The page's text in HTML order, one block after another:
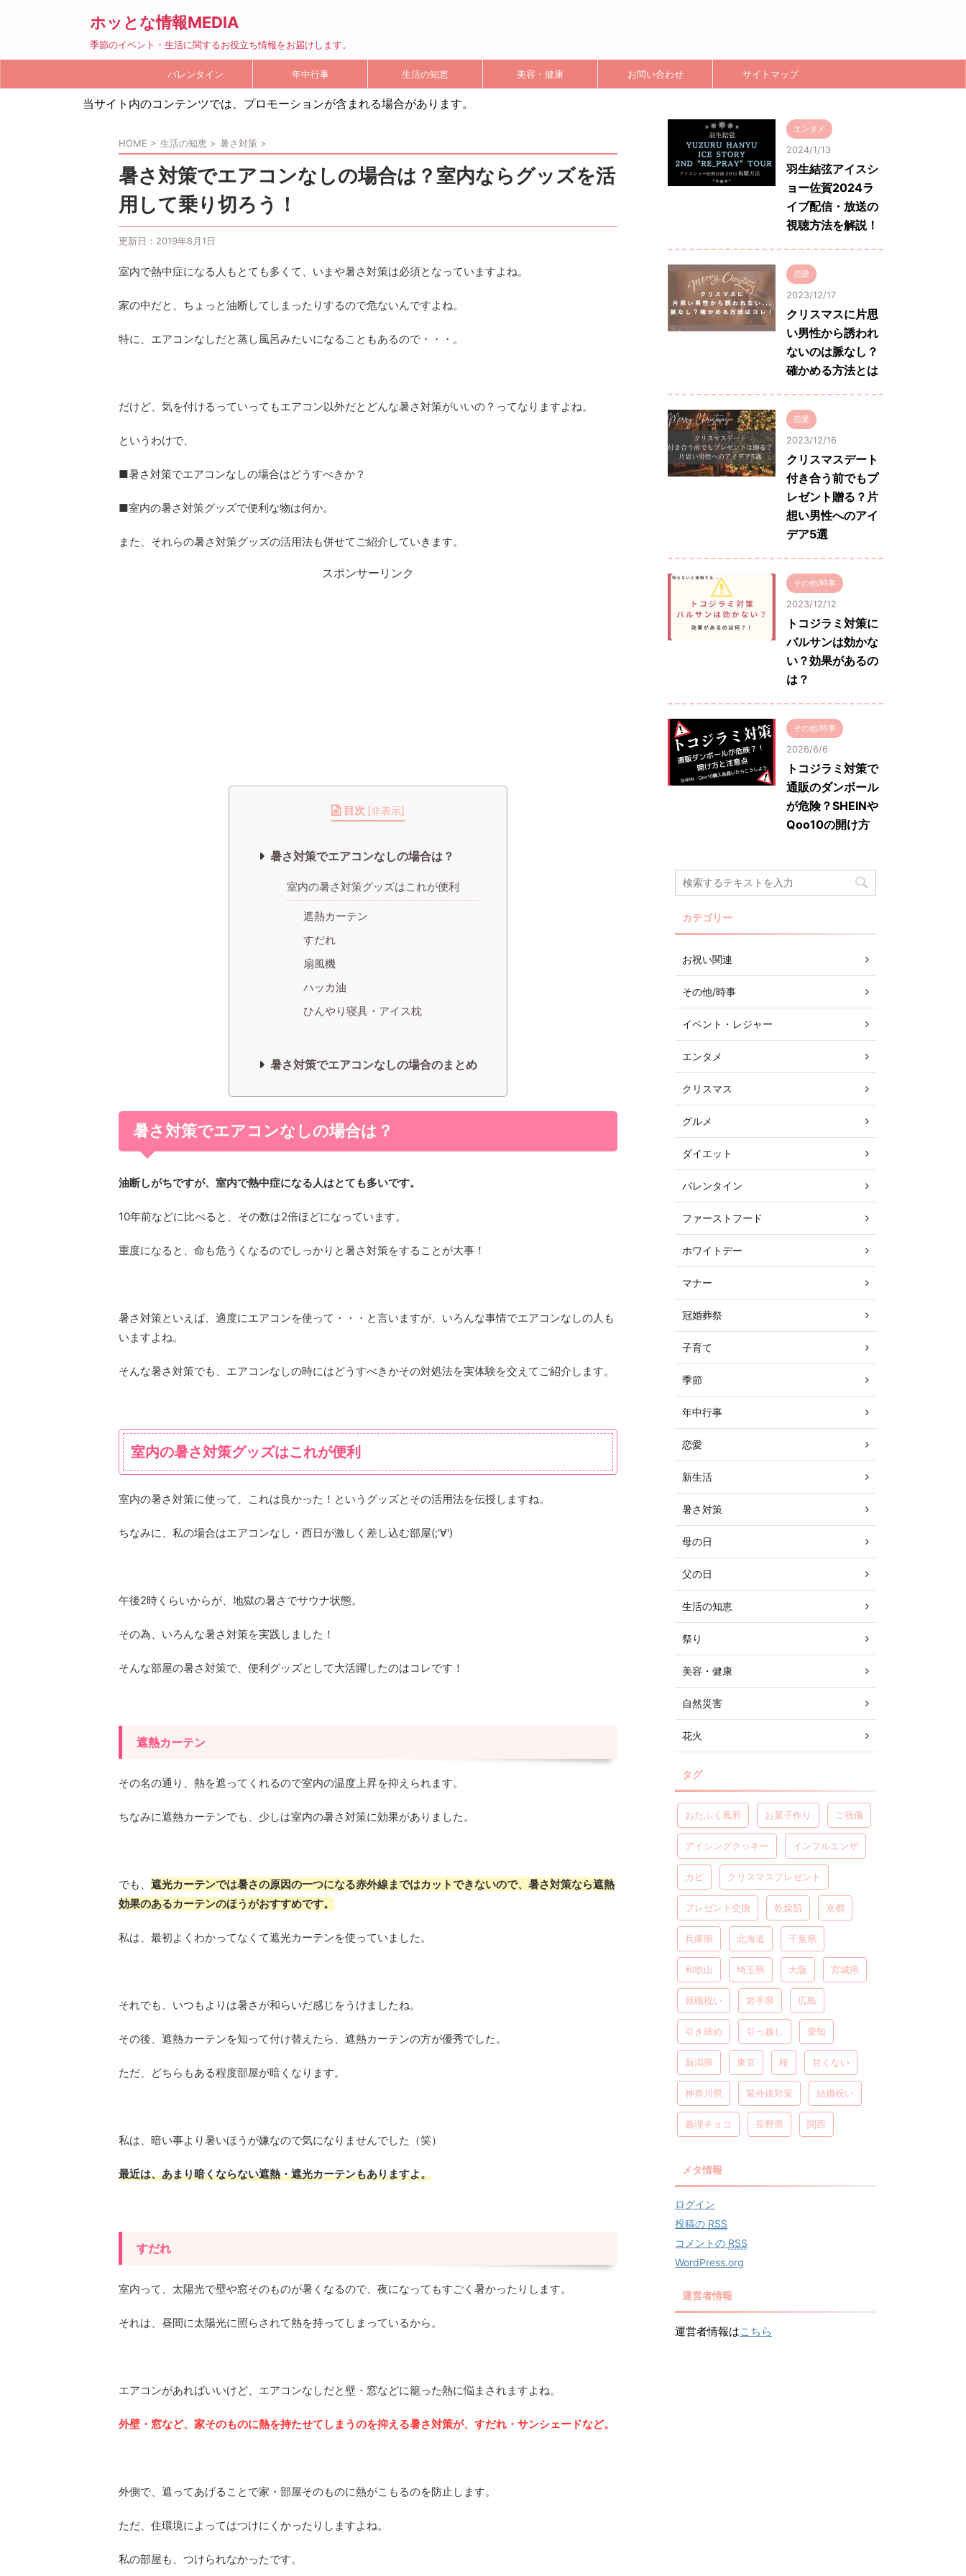
ホッとな情報MEDIA
季節のイベント・生活に関するお役立ち情報をお届けします。
バレンタイン 年中行事 生活の知恵 美容・健康 お問い合わせ サイトマップ
当サイト内のコンテンツでは、プロモーションが含まれる場合があります。
HOME > 生活の知恵 > 暑さ対策 >
暑さ対策でエアコンなしの場合は？室内ならグッズを活
用して乗り切ろう！
更新日： 2019年8月1日
室内で熱中症になる人もとても多くて、いまや暑さ対策は必須となっていますよね。
家の中だと、ちょっと油断してしまったりするので危ないんですよね。
特に、エアコンなしだと蒸し風呂みたいになることもあるので・・・。
だけど、気を付けるっていってもエアコン以外だとどんな暑さ対策がいいの？ってなりますよね。
というわけで、
■暑さ対策でエアコンなしの場合はどうすべきか？
■室内の暑さ対策グッズで便利な物は何か。
また、それらの暑さ対策グッズの活用法も併せてご紹介していきます。
スポンサーリンク
目次 [非表示]
暑さ対策でエアコンなしの場合は？
室内の暑さ対策グッズはこれが便利
遮熱カーテン
すだれ
扇風機
ハッカ油
ひんやり寝具・アイス枕
暑さ対策でエアコンなしの場合のまとめ
暑さ対策でエアコンなしの場合は？
油断しがちですが、室内で熱中症になる人はとても多いです。
10年前などに比べると、その数は2倍ほどになっています。
重度になると、命も危うくなるのでしっかりと暑さ対策をすることが大事！
暑さ対策といえば、適度にエアコンを使って・・・と言いますが、いろんな事情でエアコンなしの人も
いますよね。
そんな暑さ対策でも、エアコンなしの時にはどうすべきかその対処法を実体験を交えてご紹介します。
室内の暑さ対策グッズはこれが便利
室内の暑さ対策に使って、これは良かった！というグッズとその活用法を伝授しますね。
ちなみに、私の場合はエアコンなし・西日が激しく差し込む部屋(;'∀')
午後2時くらいからが、地獄の暑さでサウナ状態。
その為、いろんな暑さ対策を実践しました！
そんな部屋の暑さ対策で、便利グッズとして大活躍したのはコレです！
遮熱カーテン
その名の通り、熱を遮ってくれるので室内の温度上昇を抑えられます。
ちなみに遮熱カーテンでも、少しは室内の暑さ対策に効果がありました。
でも、 遮光カーテンでは暑さの原因の一つになる赤外線まではカットできないので、暑さ対策なら遮熱
効果のあるカーテンのほうがおすすめです。
私は、最初よくわかってなくて遮光カーテンを使っていました。
それでも、いつもよりは暑さが和らいだ感じをうけましたね。
その後、遮熱カーテンを知って付け替えたら、遮熱カーテンの方が優秀でした。
ただ、どちらもある程度部屋が暗くなります。
私は、暗い事より暑いほうが嫌なので気になりませんでした（笑）
最近は、あまり暗くならない遮熱・遮光カーテンもありますよ。
すだれ
室内って、太陽光で壁や窓そのものが暑くなるので、夜になってもすごく暑かったりします。
それは、昼間に太陽光に照らされて熱を持ってしまっているから。
エアコンがあればいいけど、エアコンなしだと壁・窓などに籠った熱に悩まされますよね。
外壁・窓など、家そのものに熱を持たせてしまうのを抑える暑さ対策が、すだれ・サンシェードなど。
外側で、遮ってあげることで家・部屋そのものに熱がこもるのを防止します。
ただ、住環境によってはつけにくかったりしますよね。
私の部屋も、つけられなかったです。
エンタメ
2024/1/13
羽生結弦アイスシ
ョー佐賀2024ラ
イブ配信・放送の
視聴方法を解説！
恋愛
2023/12/17
クリスマスに片思
い男性から誘われ
ないのは脈なし？
確かめる方法とは
恋愛
2023/12/16
クリスマスデート
付き合う前でもプ
レゼント贈る？片
想い男性へのアイ
デア5選
その他/時事
2023/12/12
トコジラミ対策に
バルサンは効かな
い？効果があるの
は？
その他/時事
2026/6/6
トコジラミ対策で
通販のダンボール
が危険？SHEINや
Qoo10の開け方
カテゴリー
お祝い関連
その他/時事
イベント・レジャー
エンタメ
クリスマス
グルメ
ダイエット
バレンタイン
ファーストフード
ホワイトデー
マナー
冠婚葬祭
子育て
季節
年中行事
恋愛
新生活
暑さ対策
母の日
父の日
生活の知恵
祭り
美容・健康
自然災害
花火
タグ
おたふく風邪 お菓子作り ご祝儀
アイシングクッキー インフルエンザ
カビ クリスマスプレゼント
プレゼント交換 乾燥肌 京都
兵庫県 北海道 千葉県
和歌山 埼玉県 大阪 宮城県
就職祝い 岩手県 広島
引き締め 引っ越し 愛知
新潟県 東京 桜 甘くない
神奈川県 紫外線対策 結婚祝い
義理チョコ 長野県 関西
メタ情報
ログイン
投稿の RSS
コメントの RSS
WordPress.org
運営者情報
運営者情報はこちら